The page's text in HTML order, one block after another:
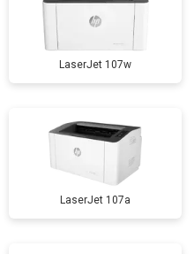
LaserJet 107w
LaserJet 107a